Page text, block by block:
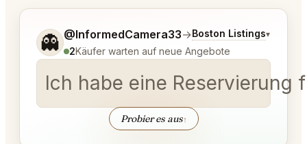
👻 @InformedCamera33→Boston Listings▾
2Käufer warten auf neue Angebote
Ich habe eine Reservierung
Probier es aus↑
Sag mir noch etwas genauer, was du möchtest.